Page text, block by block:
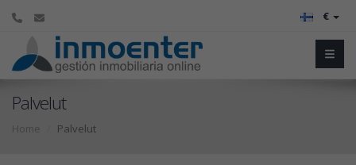
€
Palvelut
Home Palvelut